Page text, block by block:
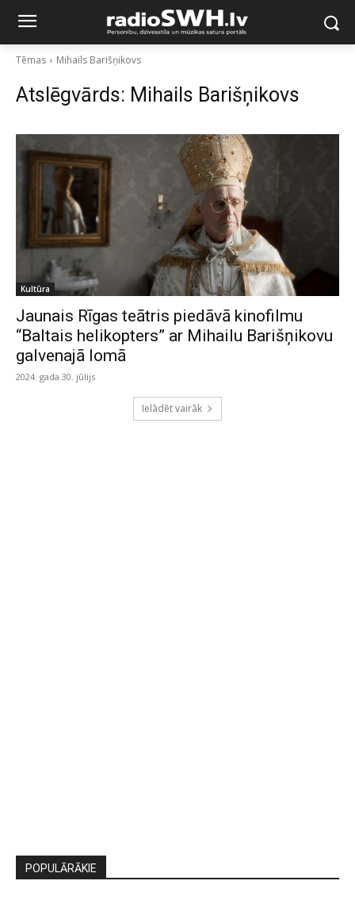
Tēmas Mihails Barišņikovs
Atslēgvārds: Mihails Barišņikovs
Kultūra
Jaunais Rīgas teātris piedāvā kinofilmu
“Baltais helikopters” ar Mihailu Barišņikovu
galvenajā lomā
2024. gada 30. jūlijs
Ielādēt vairāk
POPULĀRĀKIE